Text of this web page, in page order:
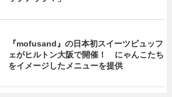
『mofusand』の日本初スイーツビュッフ
ェがヒルトン大阪で開催！ にゃんこたち
をイメージしたメニューを提供